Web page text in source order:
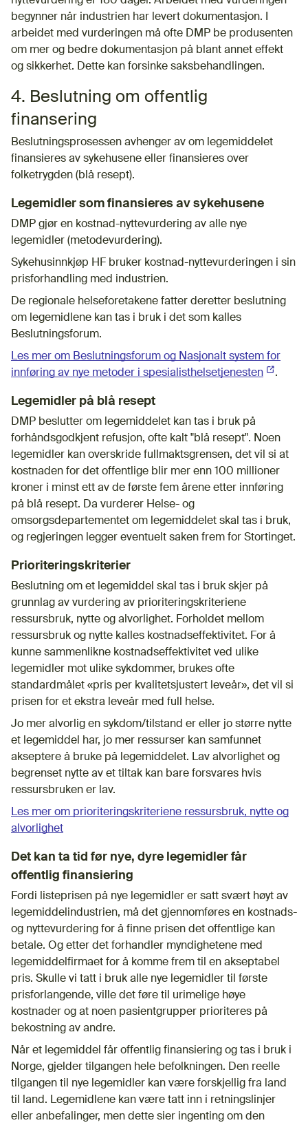
begynner når industrien har levert dokumentasjon. I
arbeidet med vurderingen må ofte DMP be produsenten
om mer og bedre dokumentasjon på blant annet effekt
og sikkerhet. Dette kan forsinke saksbehandlingen.
4. Beslutning om offentlig
finansering
Beslutningsprosessen avhenger av om legemiddelet
finansieres av sykehusene eller finansieres over
folketrygden (blå resept).
Legemidler som finansieres av sykehusene
DMP gjør en kostnad-nyttevurdering av alle nye
legemidler (metodevurdering).
Sykehusinnkjøp HF bruker kostnad-nyttevurderingen i sin
prisforhandling med industrien.
De regionale helseforetakene fatter deretter beslutning
om legemidlene kan tas i bruk i det som kalles
Beslutningsforum.
Les mer om Beslutningsforum og Nasjonalt system for
innføring av nye metoder i spesialisthelsetjenesten (Ekstern
.
Legemidler på blå resept
DMP beslutter om legemiddelet kan tas i bruk på
forhåndsgodkjent refusjon, ofte kalt "blå resept". Noen
legemidler kan overskride fullmaktsgrensen, det vil si at
kostnaden for det offentlige blir mer enn 100 millioner
kroner i minst ett av de første fem årene etter innføring
på blå resept. Da vurderer Helse- og
omsorgsdepartementet om legemiddelet skal tas i bruk,
og regjeringen legger eventuelt saken frem for Stortinget.
Prioriteringskriterier
Beslutning om et legemiddel skal tas i bruk skjer på
grunnlag av vurdering av prioriteringskriteriene
ressursbruk, nytte og alvorlighet. Forholdet mellom
ressursbruk og nytte kalles kostnadseffektivitet. For å
kunne sammenlikne kostnadseffektivitet ved ulike
legemidler mot ulike sykdommer, brukes ofte
standardmålet «pris per kvalitetsjustert leveår», det vil si
prisen for et ekstra leveår med full helse.
Jo mer alvorlig en sykdom/tilstand er eller jo større nytte
et legemiddel har, jo mer ressurser kan samfunnet
akseptere å bruke på legemiddelet. Lav alvorlighet og
begrenset nytte av et tiltak kan bare forsvares hvis
ressursbruken er lav.
Les mer om prioriteringskriteriene ressursbruk, nytte og
alvorlighet
Det kan ta tid før nye, dyre legemidler får
offentlig finansiering
Fordi listeprisen på nye legemidler er satt svært høyt av
legemiddelindustrien, må det gjennomføres en kostnads-
og nyttevurdering for å finne prisen det offentlige kan
betale. Og etter det forhandler myndighetene med
legemiddelfirmaet for å komme frem til en akseptabel
pris. Skulle vi tatt i bruk alle nye legemidler til første
prisforlangende, ville det føre til urimelige høye
kostnader og at noen pasientgrupper prioriteres på
bekostning av andre.
Når et legemiddel får offentlig finansiering og tas i bruk i
Norge, gjelder tilgangen hele befolkningen. Den reelle
tilgangen til nye legemidler kan være forskjellig fra land
til land. Legemidlene kan være tatt inn i retningslinjer
eller anbefalinger, men dette sier ingenting om den